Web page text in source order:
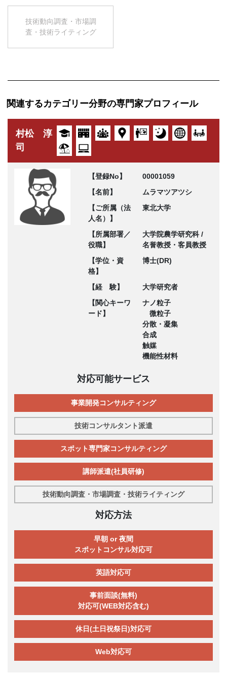
技術動向調査・市場調
査・技術ライティング
関連するカテゴリー分野の専門家プロフィール
村松 淳
司
【登録No】
00001059
【名前】
ムラマツアツシ
【ご所属（法
人名）】
東北大学
【所属部署／
役職】
大学院農学研究科 /
名誉教授・客員教授
【学位・資
格】
博士(DR)
【経 験】
大学研究者
【関心キーワ
ード】
ナノ粒子
微粒子
分散・凝集
合成
触媒
機能性材料
対応可能サービス
事業開発コンサルティング
技術コンサルタント派遣
スポット専門家コンサルティング
講師派遣(社員研修)
技術動向調査・市場調査・技術ライティング
対応方法
早朝 or 夜間
スポットコンサル対応可
英語対応可
事前面談(無料)
対応可(WEB対応含む)
休日(土日祝祭日)対応可
Web対応可